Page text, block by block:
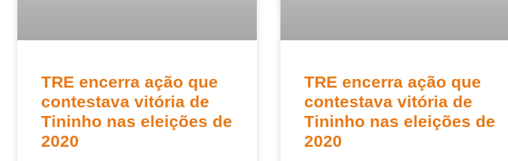
TRE encerra ação que
contestava vitória de
Tininho nas eleições de
2020
TRE encerra ação que
contestava vitória de
Tininho nas eleições de
2020